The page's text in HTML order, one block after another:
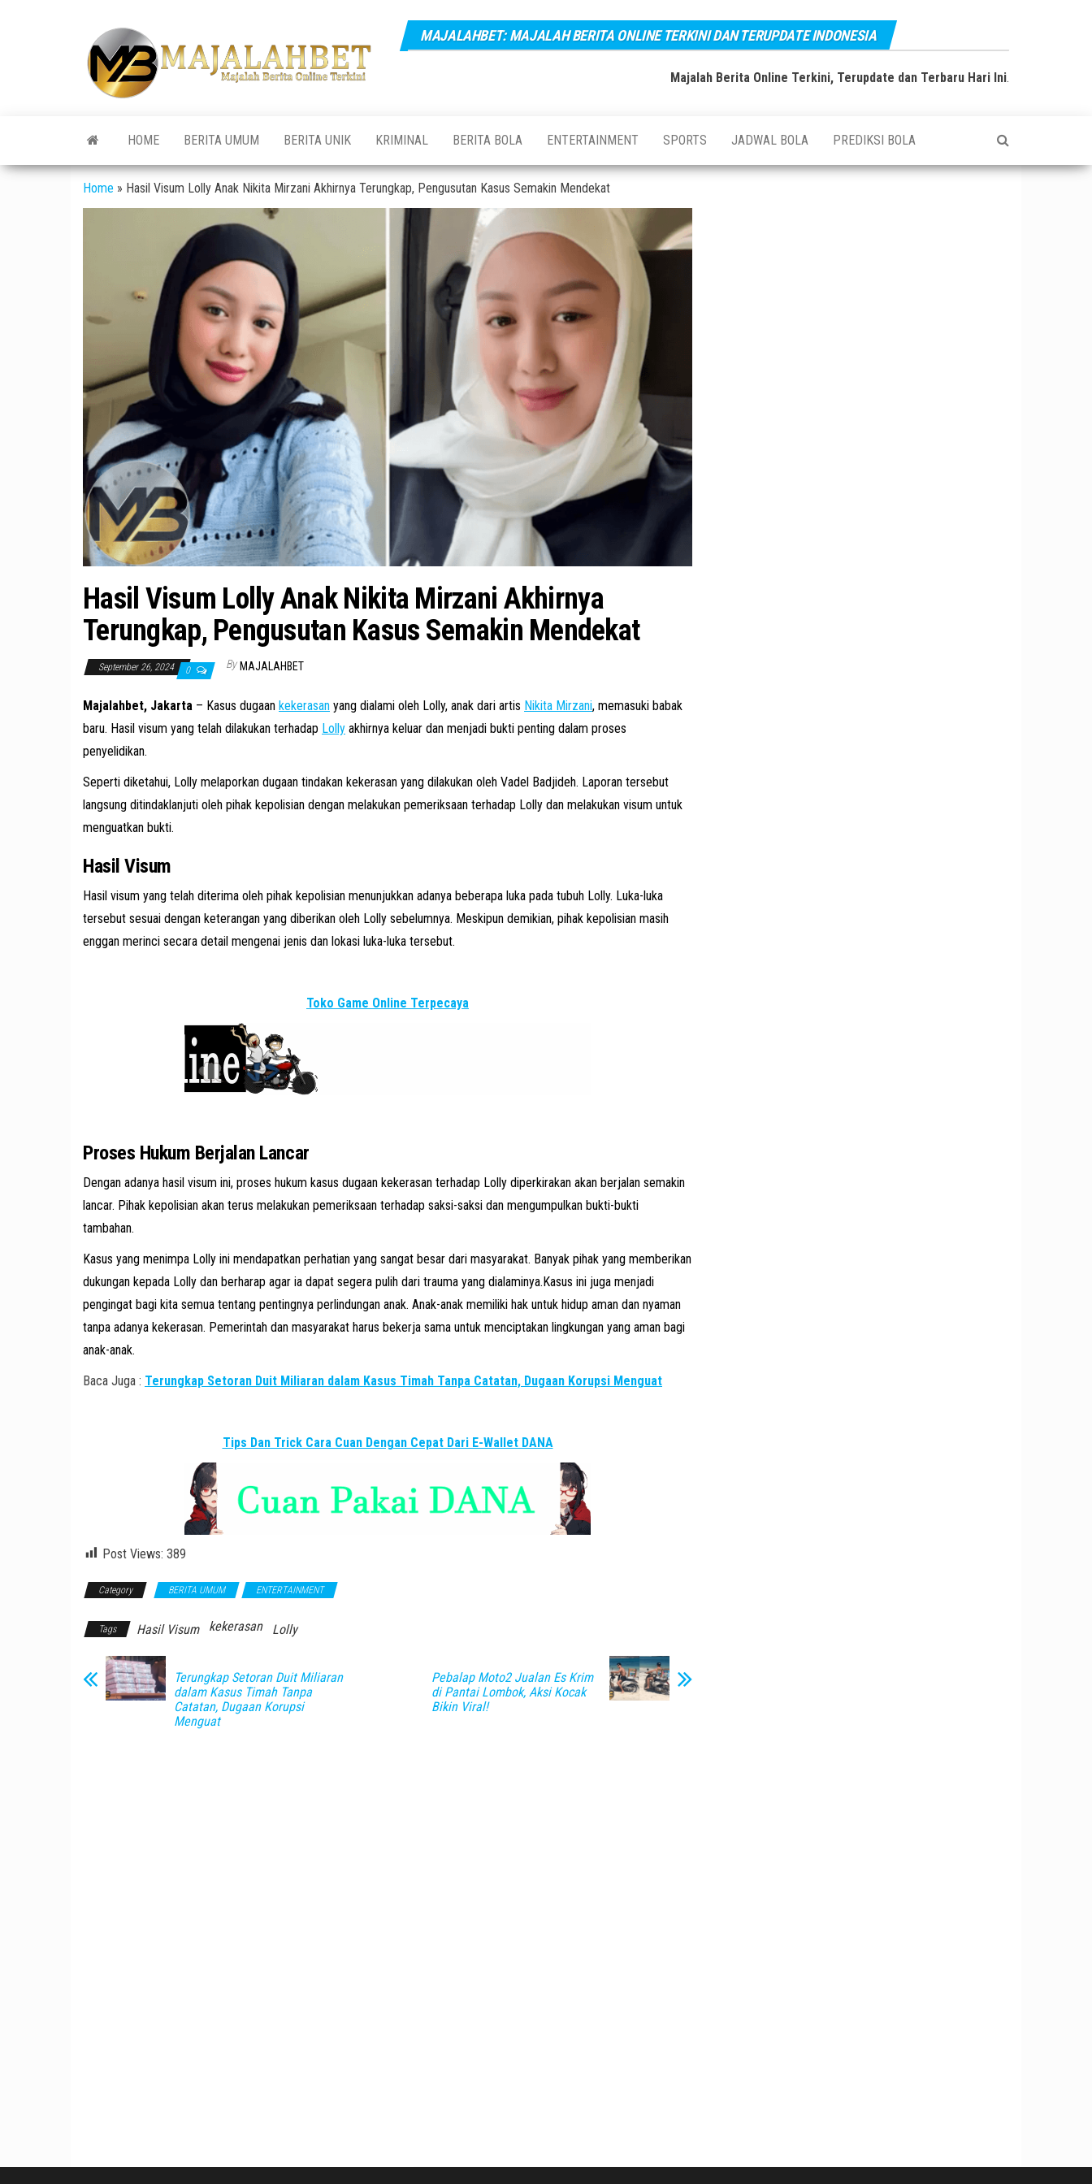
Majalahbet:
Terkini dan
Terupdate
Indonesia
Majalah
Hari Ini
MAJALAHBET: MAJALAH BERITA ONLINE TERKINI DAN TERUPDATE INDONESIA
Majalah Berita Online Terkini, Terupdate dan Terbaru Hari Ini.
HOME BERITA UMUM BERITA UNIK KRIMINAL BERITA BOLA ENTERTAINMENT SPORTS JADWAL BOLA PREDIKSI BOLA
Home » Hasil Visum Lolly Anak Nikita Mirzani Akhirnya Terungkap, Pengusutan Kasus Semakin Mendekat
Hasil Visum Lolly Anak Nikita Mirzani Akhirnya
Terungkap, Pengusutan Kasus Semakin Mendekat
September 26, 2024 0 By MAJALAHBET
Majalahbet, Jakarta – Kasus dugaan kekerasan yang dialami oleh Lolly, anak dari artis Nikita Mirzani, memasuki babak
baru. Hasil visum yang telah dilakukan terhadap Lolly akhirnya keluar dan menjadi bukti penting dalam proses
penyelidikan.
Seperti diketahui, Lolly melaporkan dugaan tindakan kekerasan yang dilakukan oleh Vadel Badjideh. Laporan tersebut
langsung ditindaklanjuti oleh pihak kepolisian dengan melakukan pemeriksaan terhadap Lolly dan melakukan visum untuk
menguatkan bukti.
Hasil Visum
Hasil visum yang telah diterima oleh pihak kepolisian menunjukkan adanya beberapa luka pada tubuh Lolly. Luka-luka
tersebut sesuai dengan keterangan yang diberikan oleh Lolly sebelumnya. Meskipun demikian, pihak kepolisian masih
enggan merinci secara detail mengenai jenis dan lokasi luka-luka tersebut.
Toko Game Online Terpecaya
Proses Hukum Berjalan Lancar
Dengan adanya hasil visum ini, proses hukum kasus dugaan kekerasan terhadap Lolly diperkirakan akan berjalan semakin
lancar. Pihak kepolisian akan terus melakukan pemeriksaan terhadap saksi-saksi dan mengumpulkan bukti-bukti
tambahan.
Kasus yang menimpa Lolly ini mendapatkan perhatian yang sangat besar dari masyarakat. Banyak pihak yang memberikan
dukungan kepada Lolly dan berharap agar ia dapat segera pulih dari trauma yang dialaminya.Kasus ini juga menjadi
pengingat bagi kita semua tentang pentingnya perlindungan anak. Anak-anak memiliki hak untuk hidup aman dan nyaman
tanpa adanya kekerasan. Pemerintah dan masyarakat harus bekerja sama untuk menciptakan lingkungan yang aman bagi
anak-anak.
Baca Juga : Terungkap Setoran Duit Miliaran dalam Kasus Timah Tanpa Catatan, Dugaan Korupsi Menguat
Tips Dan Trick Cara Cuan Dengan Cepat Dari E-Wallet DANA
Post Views: 389
Category BERITA UMUM ENTERTAINMENT
Tags Hasil Visum kekerasan Lolly
Terungkap Setoran Duit Miliaran
dalam Kasus Timah Tanpa
Catatan, Dugaan Korupsi
Menguat
Pebalap Moto2 Jualan Es Krim
di Pantai Lombok, Aksi Kocak
Bikin Viral!